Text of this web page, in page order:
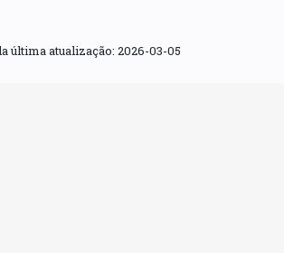
última atualização: 2026-03-05